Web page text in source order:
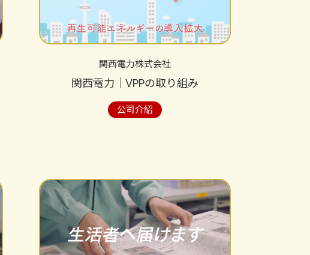
関西電力株式会社
関西電力｜VPPの取り組み
公司介紹